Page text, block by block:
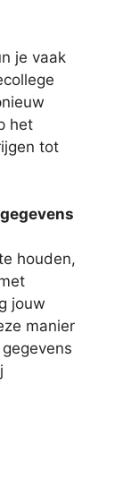
je vaak
het
tot
houden,
jouw
manier